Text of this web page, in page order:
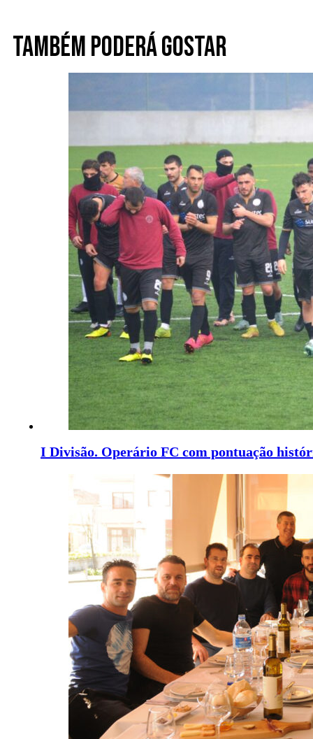
Também poderá gostar
I Divisão. Operário FC com pontuação